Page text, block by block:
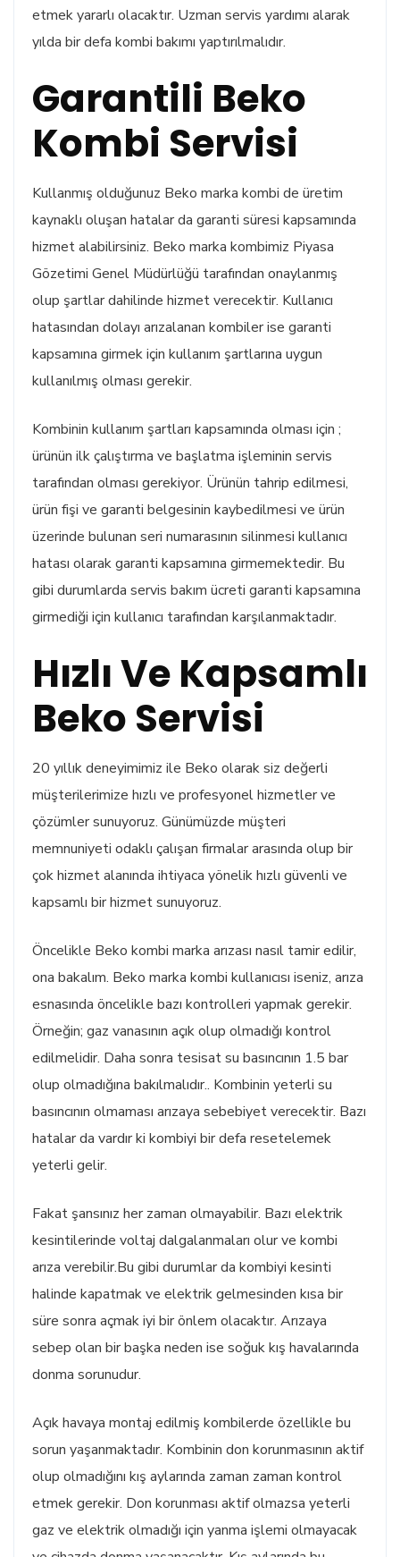
etmek yararlı olacaktır. Uzman servis yardımı alarak
yılda bir defa kombi bakımı yaptırılmalıdır.
Garantili Beko
Kombi Servisi
Kullanmış olduğunuz Beko marka kombi de üretim
kaynaklı oluşan hatalar da garanti süresi kapsamında
hizmet alabilirsiniz. Beko marka kombimiz Piyasa
Gözetimi Genel Müdürlüğü tarafından onaylanmış
olup şartlar dahilinde hizmet verecektir. Kullanıcı
hatasından dolayı arızalanan kombiler ise garanti
kapsamına girmek için kullanım şartlarına uygun
kullanılmış olması gerekir.
Kombinin kullanım şartları kapsamında olması için ;
ürünün ilk çalıştırma ve başlatma işleminin servis
tarafından olması gerekiyor. Ürünün tahrip edilmesi,
ürün fişi ve garanti belgesinin kaybedilmesi ve ürün
üzerinde bulunan seri numarasının silinmesi kullanıcı
hatası olarak garanti kapsamına girmemektedir. Bu
gibi durumlarda servis bakım ücreti garanti kapsamına
girmediği için kullanıcı tarafından karşılanmaktadır.
Hızlı Ve Kapsamlı
Beko Servisi
20 yıllık deneyimimiz ile Beko olarak siz değerli
müşterilerimize hızlı ve profesyonel hizmetler ve
çözümler sunuyoruz. Günümüzde müşteri
memnuniyeti odaklı çalışan firmalar arasında olup bir
çok hizmet alanında ihtiyaca yönelik hızlı güvenli ve
kapsamlı bir hizmet sunuyoruz.
Öncelikle Beko kombi marka arızası nasıl tamir edilir,
ona bakalım. Beko marka kombi kullanıcısı iseniz, arıza
esnasında öncelikle bazı kontrolleri yapmak gerekir.
Örneğin; gaz vanasının açık olup olmadığı kontrol
edilmelidir. Daha sonra tesisat su basıncının 1.5 bar
olup olmadığına bakılmalıdır.. Kombinin yeterli su
basıncının olmaması arızaya sebebiyet verecektir. Bazı
hatalar da vardır ki kombiyi bir defa resetelemek
yeterli gelir.
Fakat şansınız her zaman olmayabilir. Bazı elektrik
kesintilerinde voltaj dalgalanmaları olur ve kombi
arıza verebilir.Bu gibi durumlar da kombiyi kesinti
halinde kapatmak ve elektrik gelmesinden kısa bir
süre sonra açmak iyi bir önlem olacaktır. Arızaya
sebep olan bir başka neden ise soğuk kış havalarında
donma sorunudur.
Açık havaya montaj edilmiş kombilerde özellikle bu
sorun yaşanmaktadır. Kombinin don korunmasının aktif
olup olmadığını kış aylarında zaman zaman kontrol
etmek gerekir. Don korunması aktif olmazsa yeterli
gaz ve elektrik olmadığı için yanma işlemi olmayacak